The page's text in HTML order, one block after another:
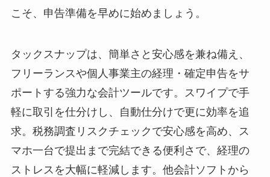
こそ、申告準備を早めに始めましょう。
タックスナップは、簡単さと安心感を兼ね備え、
フリーランスや個人事業主の経理・確定申告をサ
ポートする強力な会計ツールです。スワイプで手
軽に取引を仕分けし、自動仕分けで更に効率を追
求。税務調査リスクチェックで安心感を高め、ス
マホ一台で提出まで完結できる便利さで、経理の
ストレスを大幅に軽減します。他会計ソフトから